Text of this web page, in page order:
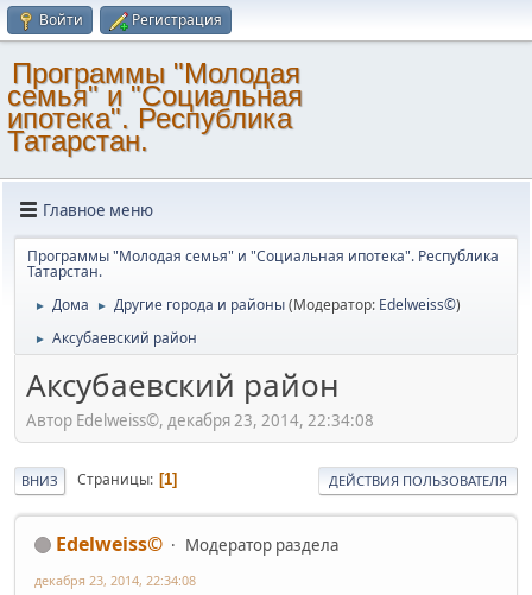
Войти Регистрация
Программы "Молодая
семья" и "Социальная
ипотека". Республика
Татарстан.
Главное меню
Программы "Молодая семья" и "Социальная ипотека". Республика
Татарстан.
► Дома ► Другие города и районы(Модератор: Edelweiss©)
► Аксубаевский район
Аксубаевский район
Автор Edelweiss©, декабря 23, 2014, 22:34:08
ВНИЗ Страницы 1 ДЕЙСТВИЯ ПОЛЬЗОВАТЕЛЯ
Edelweiss© Модератор раздела
декабря 23, 2014, 22:34:08